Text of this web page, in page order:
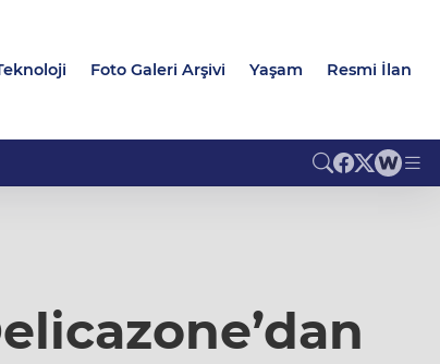
Foto Galeri Arşivi Yaşam Resmi İlan